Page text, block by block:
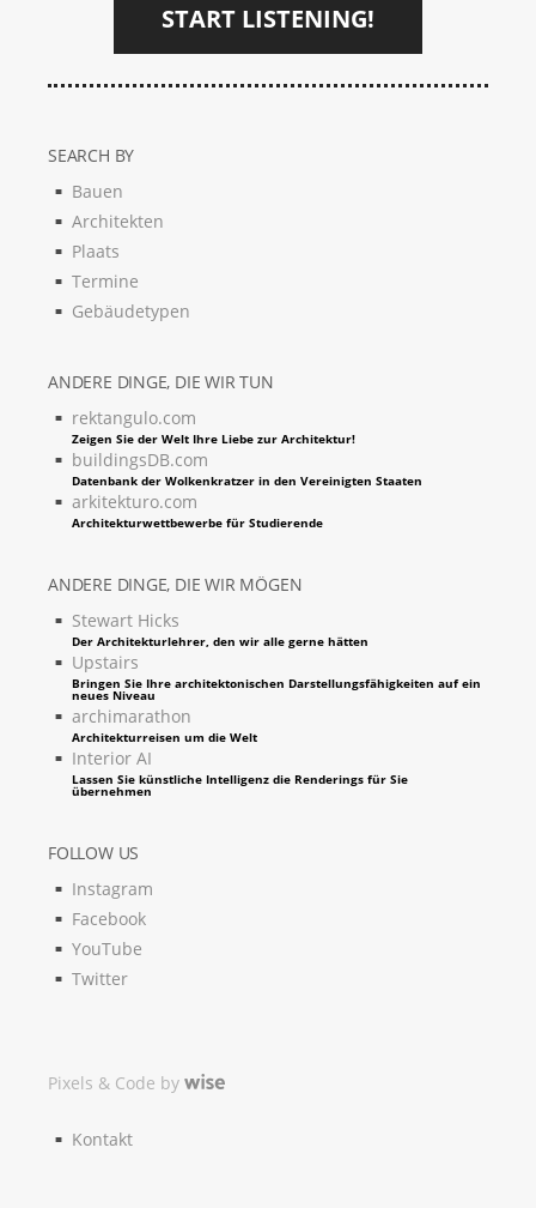
START LISTENING!
SEARCH BY
Bauen
Architekten
Plaats
Termine
Gebäudetypen
ANDERE DINGE, DIE WIR TUN
rektangulo.com
Zeigen Sie der Welt Ihre Liebe zur Architektur!
buildingsDB.com
Datenbank der Wolkenkratzer in den Vereinigten Staaten
arkitekturo.com
Architekturwettbewerbe für Studierende
ANDERE DINGE, DIE WIR MÖGEN
Stewart Hicks
Der Architekturlehrer, den wir alle gerne hätten
Upstairs
Bringen Sie Ihre architektonischen Darstellungsfähigkeiten auf ein
neues Niveau
archimarathon
Architekturreisen um die Welt
Interior AI
Lassen Sie künstliche Intelligenz die Renderings für Sie
übernehmen
FOLLOW US
Instagram
Facebook
YouTube
Twitter
Pixels & Code by
Kontakt